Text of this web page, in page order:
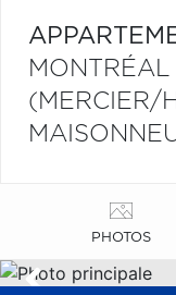
MONTRÉAL
(MERCIER/
PHOTOS